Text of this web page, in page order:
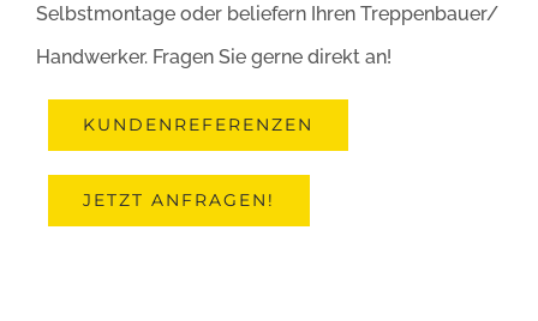
Selbstmontage oder beliefern Ihren Treppenbauer/
Handwerker. Fragen Sie gerne direkt an!
KUNDENREFERENZEN
JETZT ANFRAGEN!